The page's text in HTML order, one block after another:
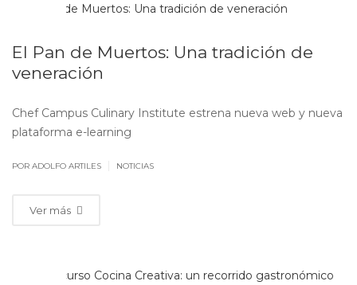
El Pan de Muertos: Una tradición de
veneración
Chef Campus Culinary Institute estrena nueva web y nueva
plataforma e-learning
POR ADOLFO ARTILES NOTICIAS
Ver más